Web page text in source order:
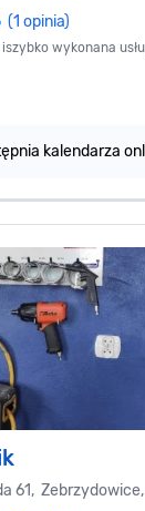
(1 opinia)
wykonana
kalendarza
61, Zebrzydowice,